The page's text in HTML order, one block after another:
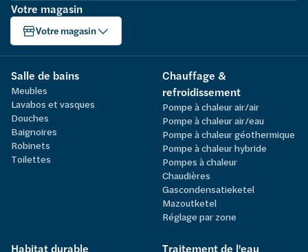
Votre magasin
Votre magasin
Salle de bains
Meubles
Lavabos et vasques
Douches
Baignoires
Robinets
Toilettes
Chauffage &
refroidissement
Pompe à chaleur air/air
Pompe à chaleur air/eau
Pompe à chaleur géothermique
Pompe à chaleur hybride
Pompes à chaleur
Chaudières
Gascondensatieketel
Mazoutketel
Réglage par zone
Habitat durable Traitement de l'eau